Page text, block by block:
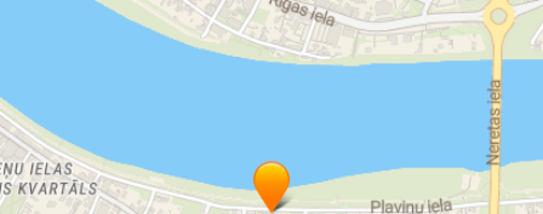
"Ventīls" SIA
autoserviss "Reiss"
Ventīlis Jēkabpils
autoserviss Jēkabpils
sprauslu diagnostika Jēkabpilī
auto remonts un apkope Jēkabpilī